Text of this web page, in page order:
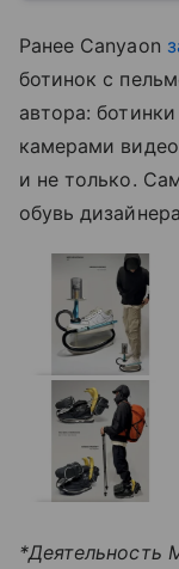
Ранее Canyaon
ботинок с
автора:
камерами
и не только.
обувь
*Деятельность